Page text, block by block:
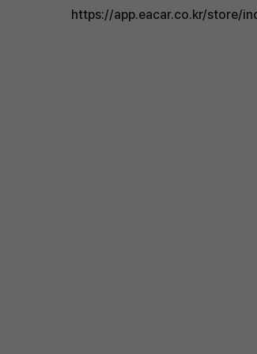
https://app.eacar.co.kr/store/